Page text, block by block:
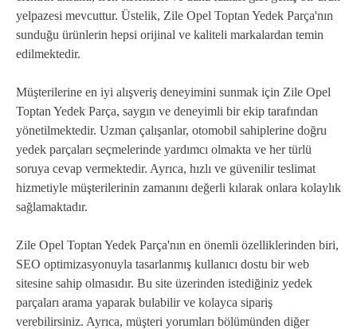
yelpazesi mevcuttur. Üstelik, Zile Opel Toptan Yedek Parça'nın
sunduğu ürünlerin hepsi orijinal ve kaliteli markalardan temin
edilmektedir.
Müşterilerine en iyi alışveriş deneyimini sunmak için Zile Opel
Toptan Yedek Parça, saygın ve deneyimli bir ekip tarafından
yönetilmektedir. Uzman çalışanlar, otomobil sahiplerine doğru
yedek parçaları seçmelerinde yardımcı olmakta ve her türlü
soruya cevap vermektedir. Ayrıca, hızlı ve güvenilir teslimat
hizmetiyle müşterilerinin zamanını değerli kılarak onlara kolaylık
sağlamaktadır.
Zile Opel Toptan Yedek Parça'nın en önemli özelliklerinden biri,
SEO optimizasyonuyla tasarlanmış kullanıcı dostu bir web
sitesine sahip olmasıdır. Bu site üzerinden istediğiniz yedek
parçaları arama yaparak bulabilir ve kolayca sipariş
verebilirsiniz. Ayrıca, müşteri yorumları bölümünden diğer